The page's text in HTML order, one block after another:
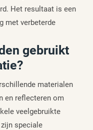
Het resultaat is een
met verbeterde
gebruikt
materialen
en reflecteren om
veelgebruikte
speciale